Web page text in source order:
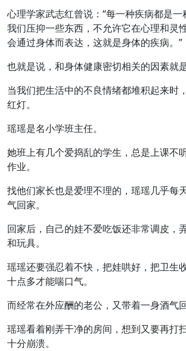
心理学家武志红曾说：“每一种疾病都是
我们压抑一些东西，不允许它在心理和灵
会通过身体而表达，这就是身体的疾病。”
也就是说，和身体健康密切相关的因素就是
当我们把生活中的不良情绪都堆积起来时
红灯。
瑶瑶是名小学班主任。
她班上有几个爱捣乱的学生，总是上课不
作业。
找他们家长也是爱理不理的，瑶瑶几乎每
气回家。
回家后，自己的娃不爱吃饭还非常调皮，
和玩具。
瑶瑶还要强忍着不快，把娃哄好，把卫生
十点多才能喘口气。
而经常在外应酬的老公，又带着一身酒气
瑶瑶看着刚弄干净的房间，想到又要再打
十分崩溃。